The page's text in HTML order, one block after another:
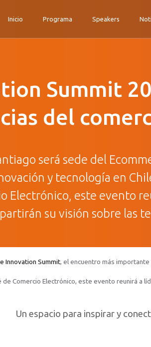
Inicio Programa Speakers
Summit
del
será sede del
y tecnología en
Electrónico, este evento
su visión sobre las
Innovation Summit, el encuentro más
Comercio Electrónico, este evento reunirá a
Un espacio para inspirar y